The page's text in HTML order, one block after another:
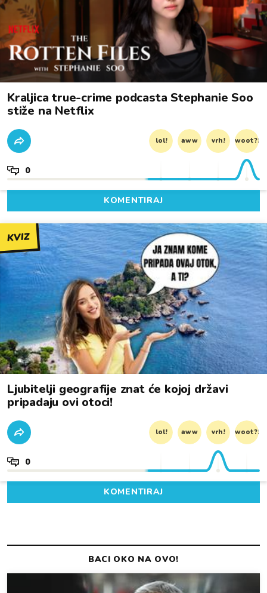
Kraljica true-crime podcasta Stephanie Soo
stiže na Netflix
lol! aww vrh! woot?!
0
KOMENTIRAJ
KVIZ
Ljubitelji geografije znat će kojoj državi
pripadaju ovi otoci!
lol! aww vrh! woot?!
0
KOMENTIRAJ